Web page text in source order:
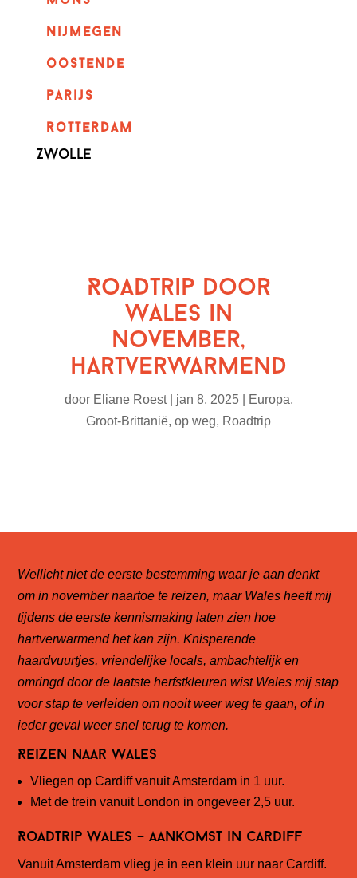
nijmegen
oostende
parijs
rotterdam
Zwolle
Roadtrip door
Wales in
November,
hartverwarmend
door Eliane Roest| jan 8, 2025| Europa,
Groot-Brittanië, op weg, Roadtrip
Wellicht niet de eerste bestemming waar je aan denkt
om in november naartoe te reizen, maar Wales heeft mij
tijdens de eerste kennismaking laten zien hoe
hartverwarmend het kan zijn. Knisperende
haardvuurtjes, vriendelijke locals, ambachtelijk en
omringd door de laatste herfstkleuren wist Wales mij stap
voor stap te verleiden om nooit weer weg te gaan, of in
ieder geval weer snel terug te komen.
Reizen naar Wales
Vliegen op Cardiff vanuit Amsterdam in 1 uur.
Met de trein vanuit London in ongeveer 2,5 uur.
Roadtrip Wales – Aankomst in Cardiff
Vanuit Amsterdam vlieg je in een klein uur naar Cardiff.